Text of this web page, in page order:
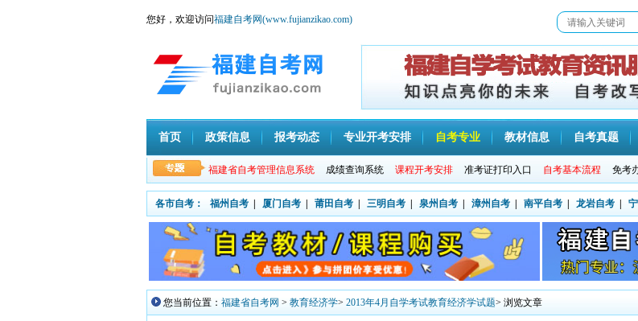
您好，欢迎访问福建自考网(www.fujianzikao.com)
首页 政策信息 报考动态 专业开考安排 自考专业 教材信息 自考真题
福建省自考管理信息系统 成绩查询系统 课程开考安排 准考证打印入口 自考基本流程 免考
各市自考： 福州自考 厦门自考 莆田自考 三明自考 泉州自考 漳州自考 南平自考 龙岩自考
您当前位置： 福建省自考网 > 教育经济学> 2013年4月自学考试教育经济学试题> 浏览文章